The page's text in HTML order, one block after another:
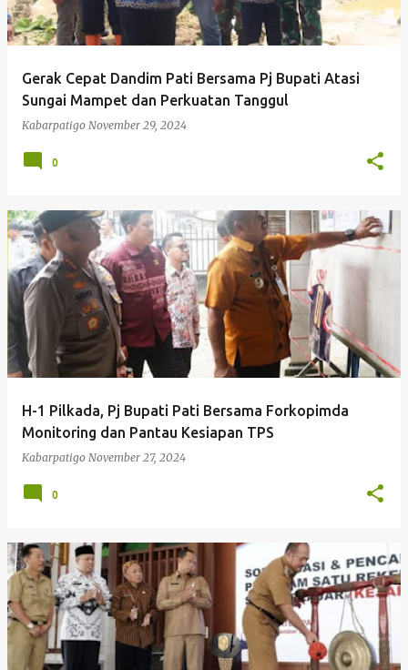
Gerak Cepat Dandim Pati Bersama Pj Bupati Atasi
Sungai Mampet dan Perkuatan Tanggul
Kabarpatigo November 29, 2024
0
H-1 Pilkada, Pj Bupati Pati Bersama Forkopimda
Monitoring dan Pantau Kesiapan TPS
Kabarpatigo November 27, 2024
0